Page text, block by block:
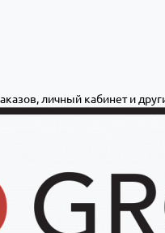
личный кабинет и